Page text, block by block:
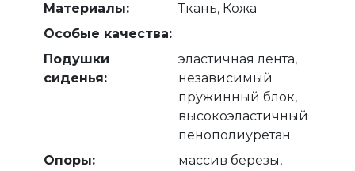
Материалы:
Ткань, Кожа
Особые качества:
Подушки
сиденья:
эластичная лента,
независимый
пружинный блок,
высокоэластичный
пенополиуретан
Опоры:
массив березы,